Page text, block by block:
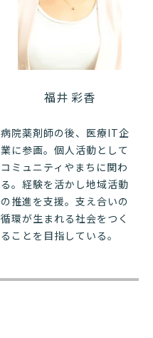
福井 彩香
病院薬剤師の後、医療IT企
業に参画。個人活動として
コミュニティやまちに関わ
る。経験を活かし地域活動
の推進を支援。支え合いの
循環が生まれる社会をつく
ることを目指している。